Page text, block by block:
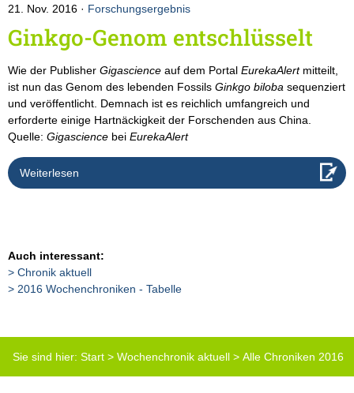
21. Nov. 2016 Forschungsergebnis
Ginkgo-Genom entschlüsselt
Wie der Publisher Gigascience auf dem Portal EurekaAlert mitteilt,
ist nun das Genom des lebenden Fossils Ginkgo biloba sequenziert
und veröffentlicht. Demnach ist es reichlich umfangreich und
erforderte einige Hartnäckigkeit der Forschenden aus China.
Quelle: Gigascience bei EurekaAlert
Weiterlesen
Auch interessant:
Chronik aktuell
2016 Wochenchroniken - Tabelle
Sie sind hier: Start > Wochenchronik aktuell > Alle Chroniken 2016